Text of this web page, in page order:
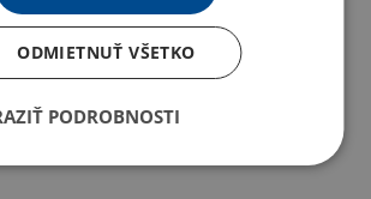
ODMIETNUŤ VŠETKO
PODROBNOSTI